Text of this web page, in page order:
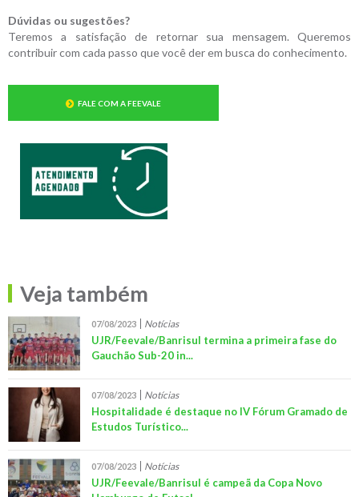
Dúvidas ou sugestões?
Teremos a satisfação de retornar sua mensagem. Queremos
contribuir com cada passo que você der em busca do conhecimento.
FALE COM A FEEVALE
Veja também
07/08/2023 Notícias
UJR/Feevale/Banrisul termina a primeira fase do
Gauchão Sub-20 in...
07/08/2023 Notícias
Hospitalidade é destaque no IV Fórum Gramado de
Estudos Turístico...
07/08/2023 Notícias
UJR/Feevale/Banrisul é campeã da Copa Novo